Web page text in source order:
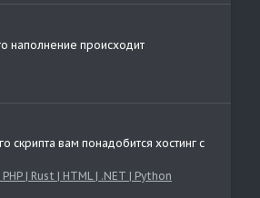
наполнение происходит
скрипта вам понадобится хостинг с
| Rust | HTML | .NET | Python